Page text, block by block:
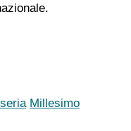
Millesimo